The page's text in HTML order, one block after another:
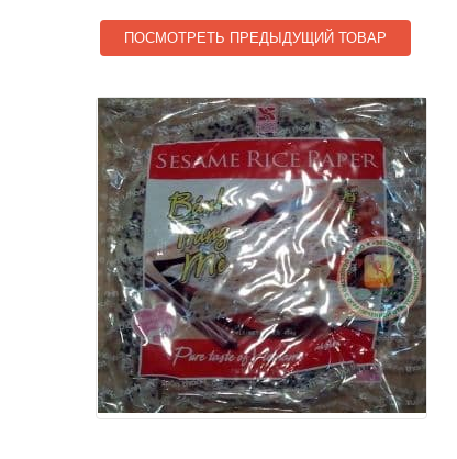
ПОСМОТРЕТЬ ПРЕДЫДУЩИЙ ТОВАР